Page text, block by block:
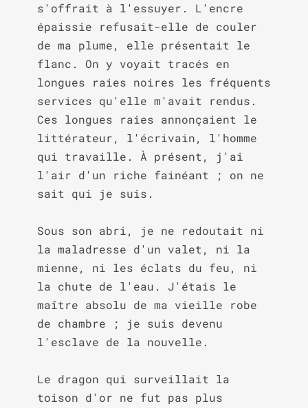
s'offrait à l'essuyer. L'encre
épaissie refusait-elle de couler
de ma plume, elle présentait le
flanc. On y voyait tracés en
longues raies noires les fréquents
services qu'elle m'avait rendus.
Ces longues raies annonçaient le
littérateur, l'écrivain, l'homme
qui travaille. À présent, j'ai
l'air d'un riche fainéant ; on ne
sait qui je suis.
Sous son abri, je ne redoutait ni
la maladresse d'un valet, ni la
mienne, ni les éclats du feu, ni
la chute de l'eau. J'étais le
maître absolu de ma vieille robe
de chambre ; je suis devenu
l'esclave de la nouvelle.
Le dragon qui surveillait la
toison d'or ne fut pas plus